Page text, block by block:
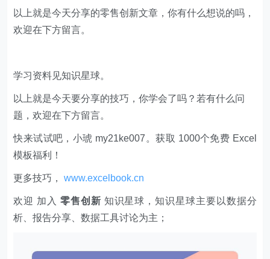
以上就是今天分享的零售创新文章，你有什么想说的吗，
欢迎在下方留言。
学习资料见知识星球。
以上就是今天要分享的技巧，你学会了吗？若有什么问
题，欢迎在下方留言。
快来试试吧，小琥 my21ke007。获取 1000个免费 Excel
模板福利​​​​！
更多技巧，www.excelbook.cn
欢迎 加入 零售创新 知识星球，知识星球主要以数据分
析、报告分享、数据工具讨论为主；